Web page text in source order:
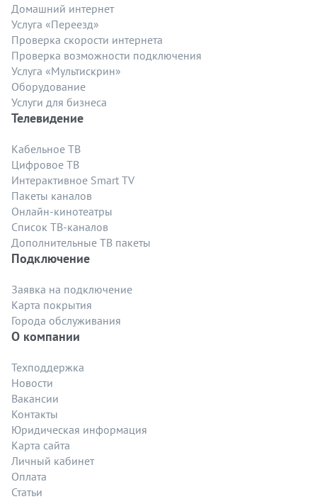
Домашний интернет
Услуга «Переезд»
Проверка скорости интернета
Проверка возможности подключения
Услуга «Мультискрин»
Оборудование
Услуги для бизнеса
Телевидение
Кабельное ТВ
Цифровое ТВ
Интерактивное Smart TV
Пакеты каналов
Онлайн-кинотеатры
Список ТВ-каналов
Дополнительные ТВ пакеты
Подключение
Заявка на подключение
Карта покрытия
Города обслуживания
О компании
Техподдержка
Новости
Вакансии
Контакты
Юридическая информация
Карта сайта
Личный кабинет
Оплата
Статьи